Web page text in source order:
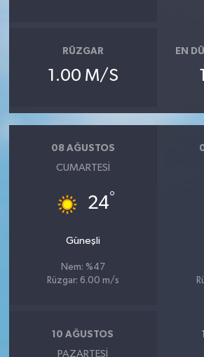
RÜZGAR
1.00 M/S
EN
08 AĞUSTOS
CUMARTESI
24°
Güneşli
Nem: %47
Rüzgar: 6.00 m/s
10 AĞUSTOS
PAZARTESI